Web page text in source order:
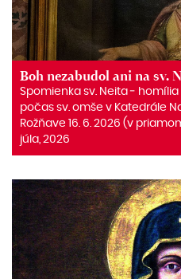
Boh nezabudol ani na sv.
Spomienka sv. Neita ‒
počas sv. omše v Katedrále
Rožňave 16. 6. 2026 (v
júla, 2026